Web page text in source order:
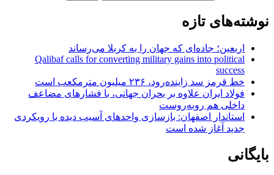
نوشته‌های تازه
اربعین؛ جاده‌ای که جهان را به کربلا می‌رساند
Qalibaf calls for converting military gains into political
success
خط قرمز سد زاینده‌رود، ۲۳۶ میلیون مترمکعب است
فولاد ایران علاوه بر بحران جهانی، با فشارهای مضاعف
داخلی هم روبه‌روست
استاندار اصفهان: بازسازی واحدهای آسیب دیده با رویکردی
جدید آغاز شده است
بایگانی